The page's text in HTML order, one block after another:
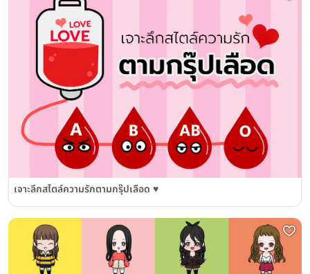
เจาะลึกสไตล์ความรักตามกรุ๊ปเลือด ♥